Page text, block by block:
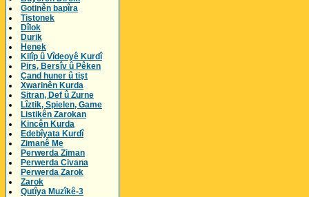
Gotinên bapîra
Tistonek
Dîlok
Durik
Henek
Kilîp û Vîdeoyê Kurdî
Pirs, Bersîv û Pêken
Çand huner û tişt
Xwarinên Kurda
Sitran, Def û Zurne
Lîztik, Spielen, Game
Listikên Zarokan
Kincên Kurda
Edebîyata Kurdî
Zimanê Me
Perwerda Ziman
Perwerda Civana
Perwerda Zarok
Zarok
Qutîya Muzîkê-3